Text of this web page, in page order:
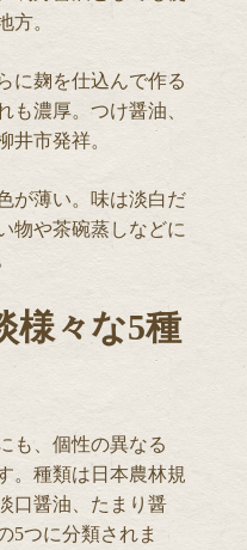
方。
に麹を仕込んで作る
も濃厚。つけ醤油、
井市発祥。
が薄い。味は淡白だ
物や茶碗蒸しなどに
様々な5種
も、個性の異なる
。種類は日本農林規
口醤油、たまり醤
5つに分類されま